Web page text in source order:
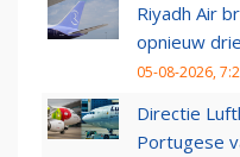
Riyadh Air
opnieuw
05-08-2026,
Directie
Portugese